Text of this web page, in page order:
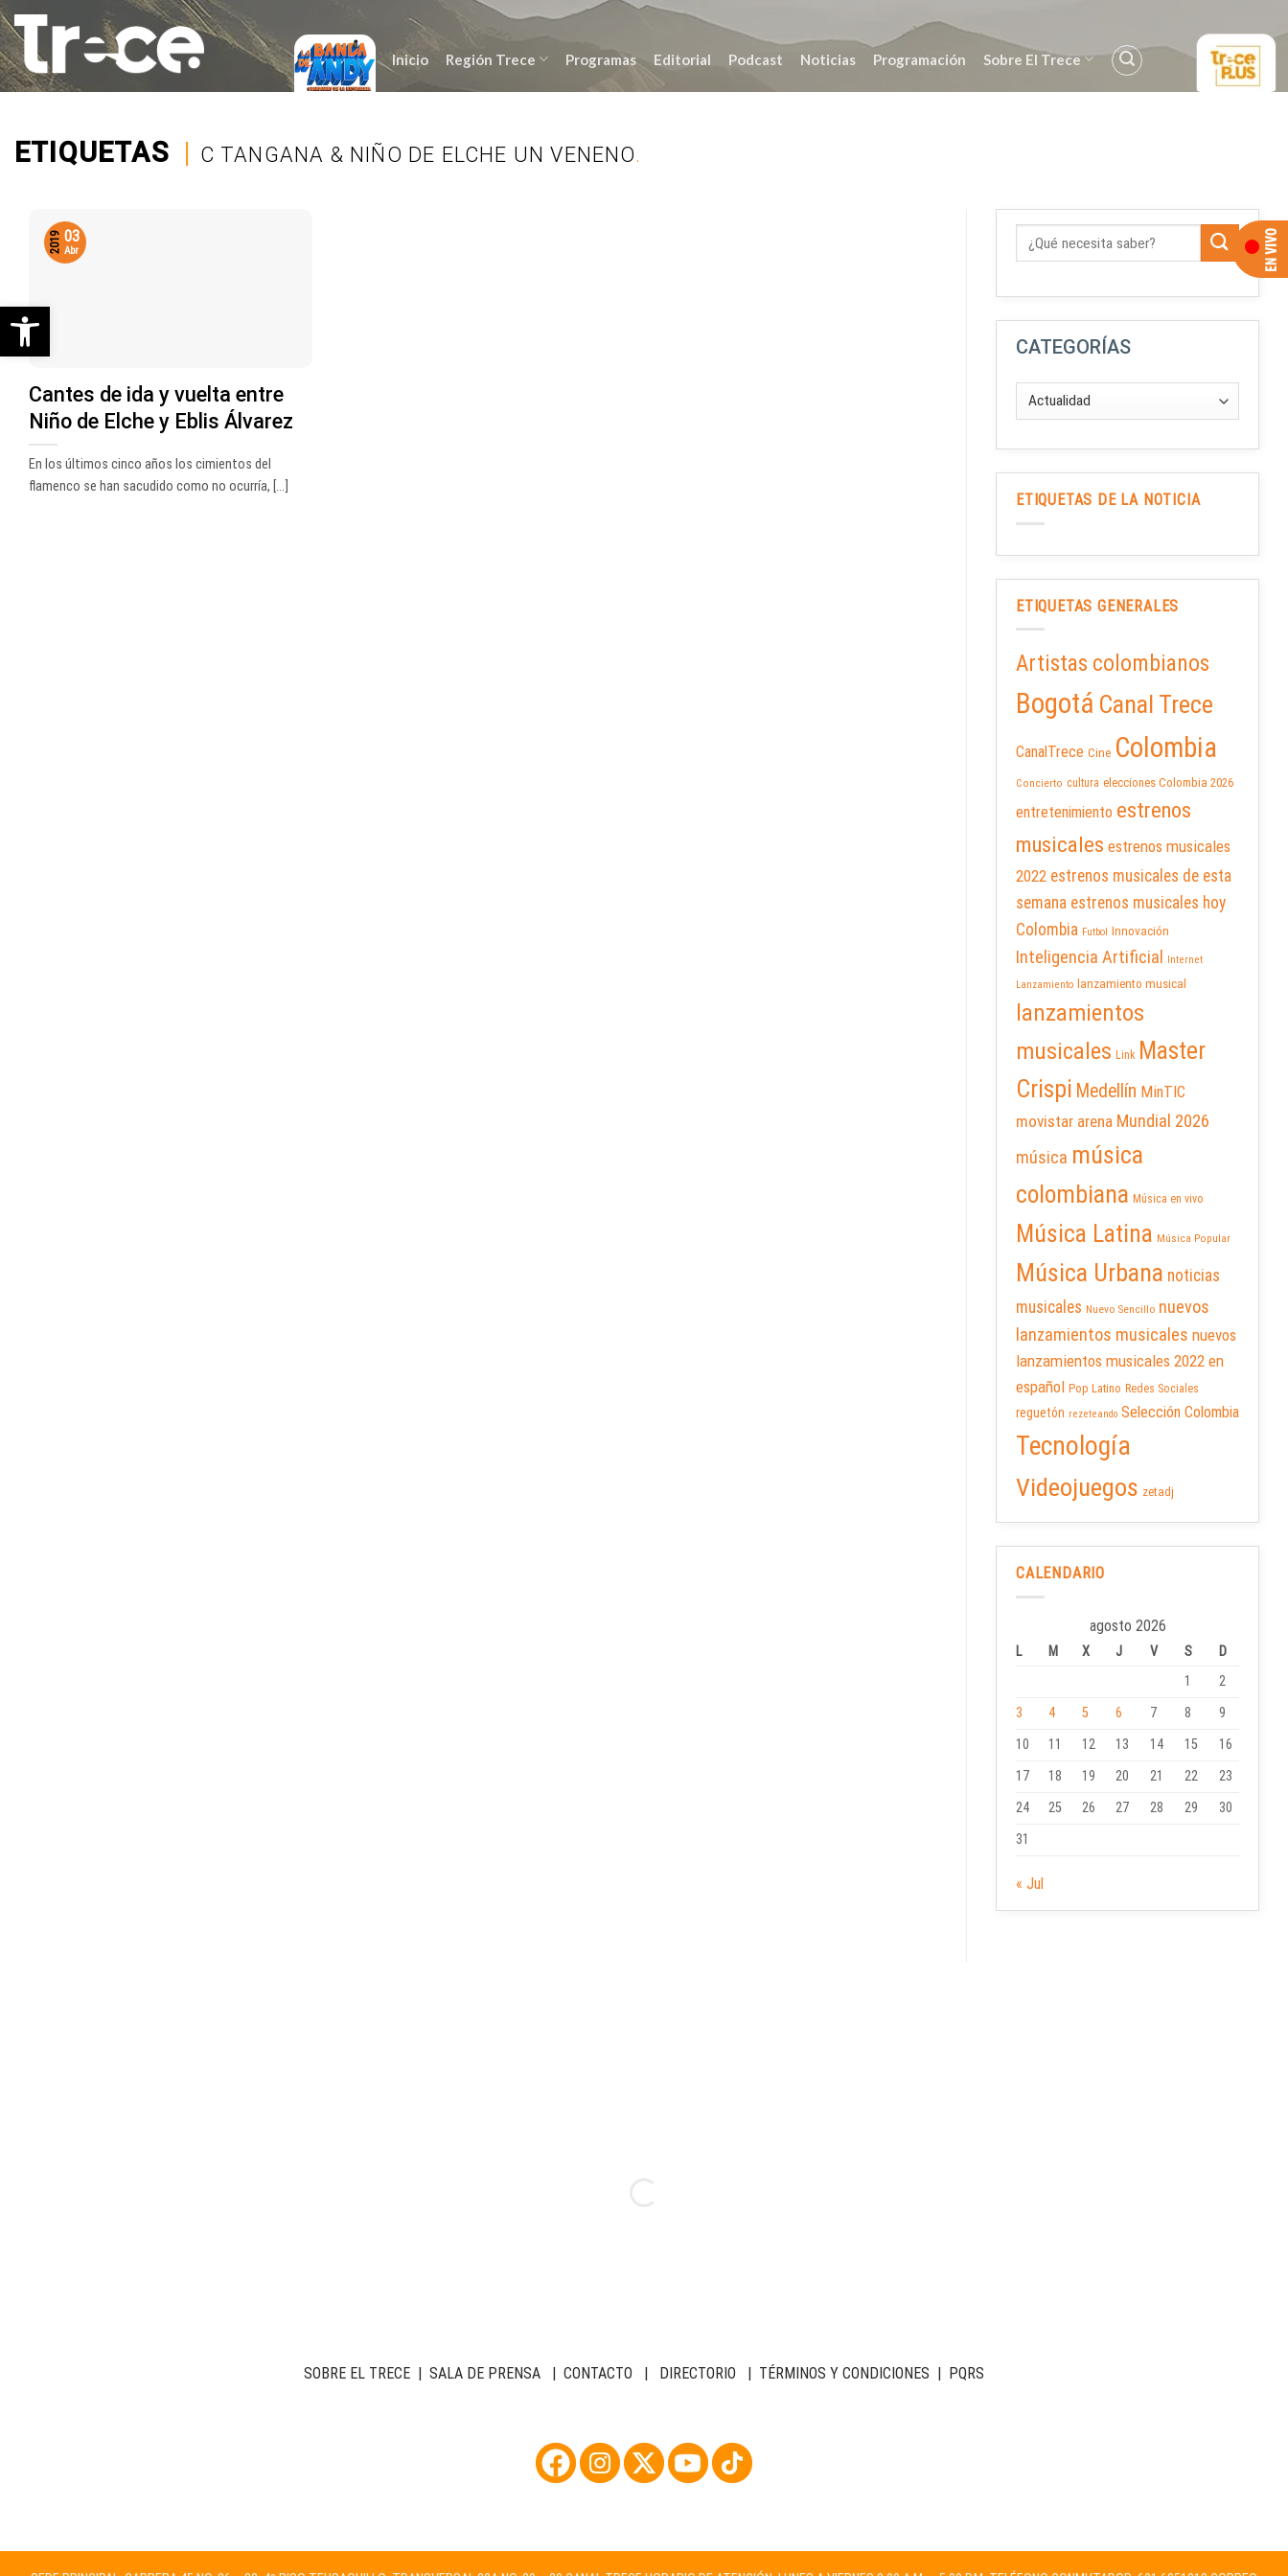
Saltar
al
contenido
Inicio Región Trece Programas Editorial Podcast Noticias Programación Sobre El Trece
ETIQUETAS | C TANGANA & NIÑO DE ELCHE UN VENENO.
Cantes de ida y vuelta entre
Niño de Elche y Eblis Álvarez
En los últimos cinco años los cimientos del
flamenco se han sacudido como no ocurría, [...]
03
Abr
2019
CATEGORÍAS
ETIQUETAS DE LA NOTICIA
ETIQUETAS GENERALES
Artistas colombianos
Bogotá Canal Trece
CanalTrece Cine Colombia
Concierto cultura elecciones Colombia 2026
entretenimiento estrenos
musicales estrenos musicales
2022 estrenos musicales de esta
semana estrenos musicales hoy
Colombia Futbol Innovación
Inteligencia Artificial
Internet
Lanzamiento
lanzamiento musical
lanzamientos
musicales Link Master
Crispi Medellín MinTIC
movistar arena Mundial 2026
música música
colombiana Música en vivo
Música Latina Música Popular
Música Urbana noticias
musicales Nuevo Sencillo nuevos
lanzamientos musicales nuevos
lanzamientos musicales 2022 en
español Pop Latino Redes Sociales
reguetón rezeteando Selección Colombia
Tecnología
Videojuegos zetadj
CALENDARIO
agosto 2026
L M X J V S
D
1
2
3
4 5 6 7 8
9
10
11 12 13 14 15
16
17
18 19 20 21 22
23
24
25 26 27 28 29
30
31
« Jul
SOBRE EL TRECE | SALA DE PRENSA | CONTACTO | DIRECTORIO | TÉRMINOS Y CONDICIONES | PQRS
Abrir barra de herramientas